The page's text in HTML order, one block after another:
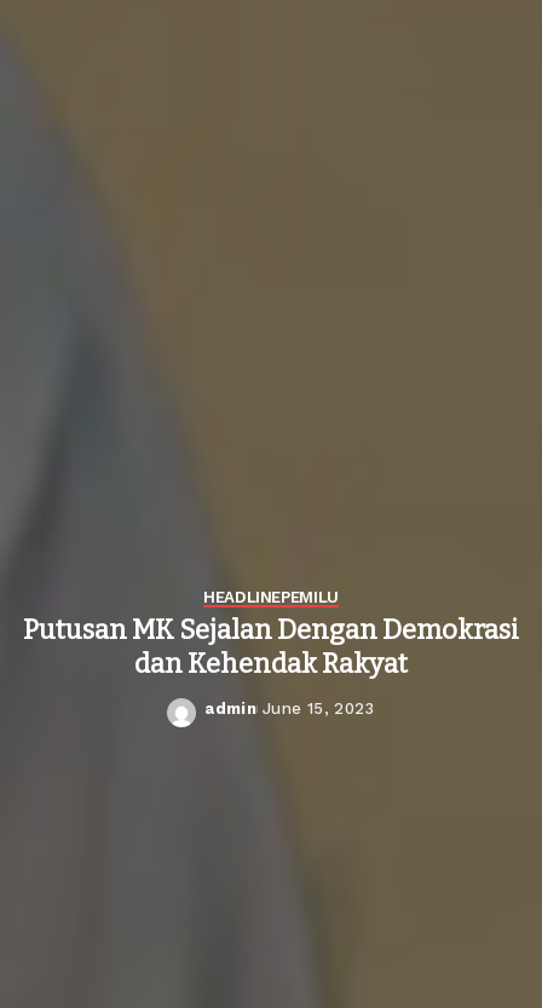
HEADLINEPEMILU
Putusan MK Sejalan Dengan Demokrasi
dan Kehendak Rakyat
Posted
admin June 15, 2023